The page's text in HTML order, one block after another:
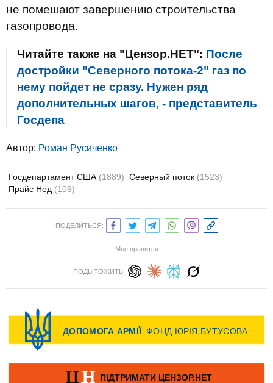
не помешают завершению строительства
газопровода.
Читайте также на "Цензор.НЕТ": После
достройки "Северного потока-2" газ по
нему пойдет не сразу. Нужен ряд
дополнительных шагов, - представитель
Госдепа
Автор: Роман Русиченко
Госдепартамент США (1889) Северный поток (1523)
Прайс Нед (109)
ПОДЕЛИТЬСЯ:
Мне нравится
ПОДЫТОЖИТЬ: